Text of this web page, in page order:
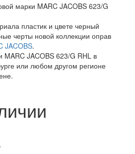
марки MARC JACOBS 623/G
пластик и цвете черный
черты новой коллекции оправ
JACOBS.
MARC JACOBS 623/G RHL в
или любом другом регионе